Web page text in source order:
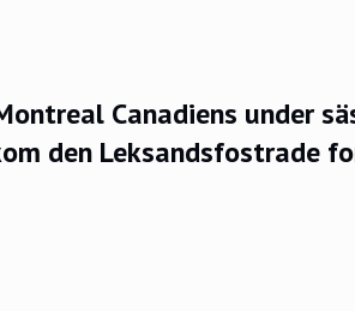
Canadiens under
den Leksandsfostrade